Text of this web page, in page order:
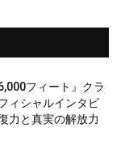
フィート』クラ
ィシャルインタビ
力と真実の解放力